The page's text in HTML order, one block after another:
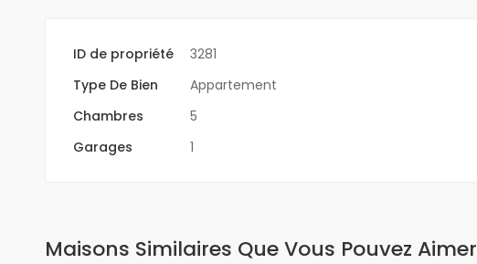
ID de propriété 3281
Type De Bien
Appartement
Chambres
5
Garages
1
Maisons Similaires Que Vous Pouvez Aimer